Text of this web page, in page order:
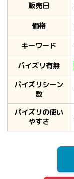
販売日
価格
キーワード
パイズリ有無
パイズリシーン
数
パイズリの使い
やすさ